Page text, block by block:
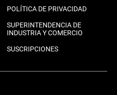
POLÍTICA DE PRIVACIDAD
SUPERINTENDENCIA DE
INDUSTRIA Y COMERCIO
SUSCRIPCIONES